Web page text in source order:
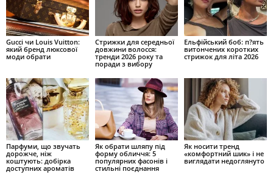
Gucci чи Louis Vuitton:
який бренд люксової
моди обрати
Стрижки для середньої
довжини волосся:
тренди 2026 року та
поради з вибору
Ельфійський боб: п?ять
витончених коротких
стрижок для літа 2026
Парфуми, що звучать
дорожче, ніж
коштують: добірка
доступних ароматів
Як обрати шляпу під
форму обличчя: 5
популярних фасонів і
стильні поєднання
Як носити тренд
«комфортний шик» і не
виглядати недоглянуто